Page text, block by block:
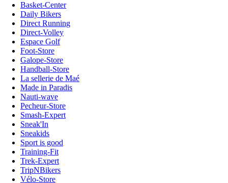
Basket-Center
Daily Bikers
Direct Running
Direct-Volley
Espace Golf
Foot-Store
Galope-Store
Handball-Store
La sellerie de Maé
Made in Paradis
Nauti-wave
Pecheur-Store
Smash-Expert
Sneak'In
Sneakids
Sport is good
Training-Fit
Trek-Expert
TripNBikers
Vélo-Store